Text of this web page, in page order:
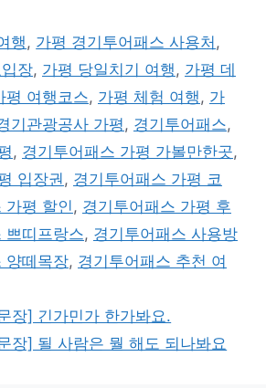
행 , 가평 경기투어패스 사용처 ,
장, 가평 당일치기 여행 , 가평 데
평 여행코스, 가평 체험 여행 , 가
기관광공사 가평 , 경기투어패스,
, 경기투어패스 가평 가볼만한곳,
입장권 , 경기투어패스 가평 코
가평 할인 , 경기투어패스 가평 후
쁘띠프랑스, 경기투어패스 사용방
양떼목장, 경기투어패스 추천 여
장] 긴가민가 한가봐요.
장] 될 사람은 뭘 해도 되나봐요